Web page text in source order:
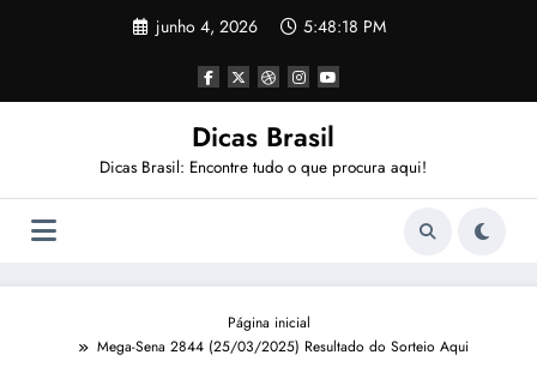
junho 4, 2026 5:48:20 PM
Dicas Brasil
Dicas Brasil: Encontre tudo o que procura aqui!
Página inicial
Mega-Sena 2844 (25/03/2025) Resultado do Sorteio Aqui